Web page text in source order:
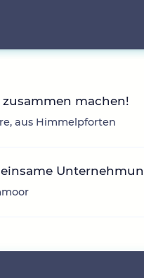
machen!
aus Himmelpforten